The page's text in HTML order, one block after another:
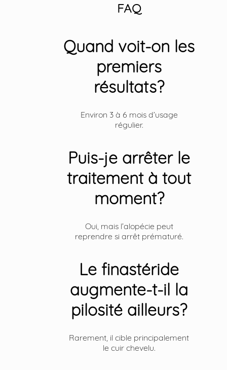
FAQ
Quand voit-on les
premiers
résultats?
Environ 3 à 6 mois d’usage
régulier.
Puis-je arrêter le
traitement à tout
moment?
Oui, mais l’alopécie peut
reprendre si arrêt prématuré.
Le finastéride
augmente-t-il la
pilosité ailleurs?
Rarement, il cible principalement
le cuir chevelu.